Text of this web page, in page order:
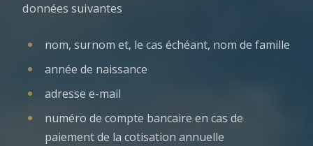
données suivantes
nom, surnom et, le cas échéant, nom de famille
année de naissance
adresse e-mail
numéro de compte bancaire en cas de
paiement de la cotisation annuelle